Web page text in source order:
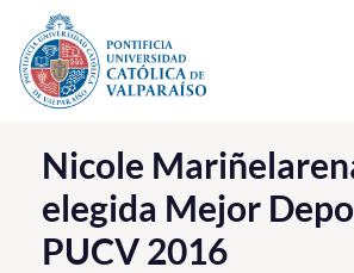
Click acá para ir directamente al contenido
La Universidad
Investigación, Creación e Innovación
PUCV Internacional
Nicole
elegida Mejor
PUCV 2016